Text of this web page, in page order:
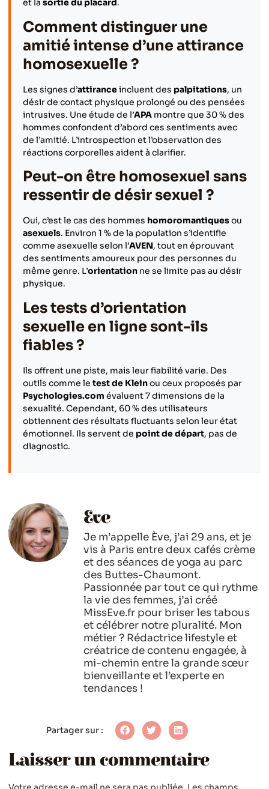
et la sortie du placard .
Comment distinguer une
amitié intense d’une attirance
homosexuelle ?
Les signes d’attiranceincluent des palpitations, un
désir de contact physique prolongé ou des pensées
intrusives. Une étude de l’APA montre que 30 % des
hommes confondent d’abord ces sentiments avec
de l’amitié. L’introspection et l’observation des
réactions corporelles aident à clarifier.
Peut-on être homosexuel sans
ressentir de désir sexuel ?
Oui, c’est le cas des hommes homoromantiquesou
asexuels. Environ 1 % de la population s’identifie
comme asexuelle selon l’AVEN, tout en éprouvant
des sentiments amoureux pour des personnes du
même genre. L’orientation ne se limite pas au désir
physique.
Les tests d’orientation
sexuelle en ligne sont-ils
fiables ?
Ils offrent une piste, mais leur fiabilité varie. Des
outils comme le test de Kleinou ceux proposés par
Psychologies.com évaluent 7 dimensions de la
sexualité. Cependant, 60 % des utilisateurs
obtiennent des résultats fluctuants selon leur état
émotionnel. Ils servent de point de départ, pas de
diagnostic.
Eve
Je m’appelle Ève, j’ai 29 ans, et je
vis à Paris entre deux cafés crème
et des séances de yoga au parc
des Buttes-Chaumont.
Passionnée par tout ce qui rythme
la vie des femmes, j’ai créé
MissEve.fr pour briser les tabous
et célébrer notre pluralité. Mon
métier ? Rédactrice lifestyle et
créatrice de contenu engagée, à
mi-chemin entre la grande sœur
bienveillante et l’experte en
tendances !
Partager sur :
Laisser un commentaire